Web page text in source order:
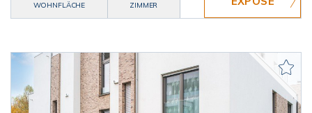
WOHNFLÄCHE
ZIMMER